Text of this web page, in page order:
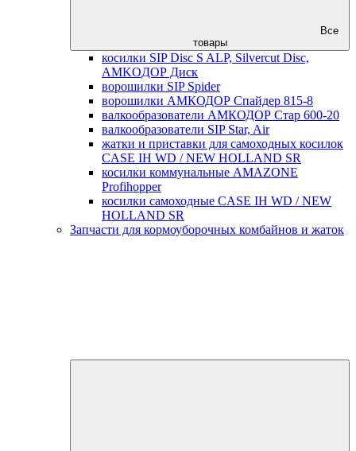
Все
товары
косилки SIP Disc S ALP, Silvercut Disc,
AMKOДОР Диск
ворошилки SIP Spider
ворошилки АМКОДОР Спайдер 815-8
валкообразователи АМКОДОР Стар 600-20
валкообразователи SIP Star, Air
жатки и приставки для самоходных косилок
CASE IH WD / NEW HOLLAND SR
косилки коммунальные AMAZONE
Profihopper
косилки самоходные CASE IH WD / NEW
HOLLAND SR
Запчасти для кормоуборочных комбайнов и жаток